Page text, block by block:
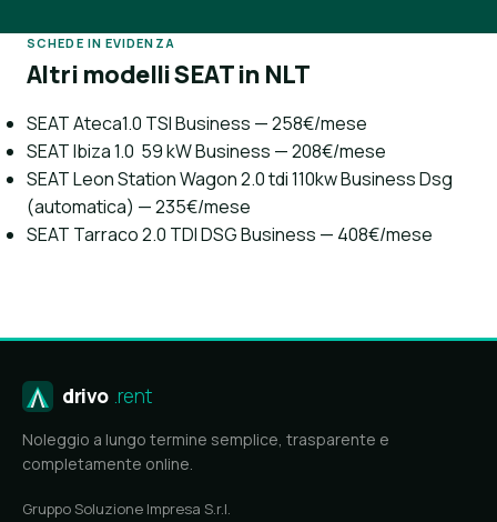
SCHEDE IN EVIDENZA
Altri modelli SEAT in NLT
SEAT Ateca1.0 TSI Business — 258€/mese
SEAT Ibiza 1.0 59 kW Business — 208€/mese
SEAT Leon Station Wagon 2.0 tdi 110kw Business Dsg
(automatica) — 235€/mese
SEAT Tarraco 2.0 TDI DSG Business — 408€/mese
drivo .rent
Noleggio a lungo termine semplice, trasparente e
completamente online.
Gruppo Soluzione Impresa S.r.l.